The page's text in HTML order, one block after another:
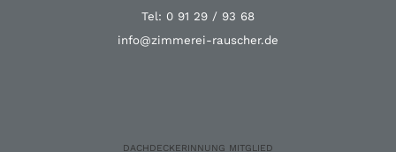
Tel: 0 91 29 / 93 68
info@zimmerei-rauscher.de
DACHDECKERINNUNG MITGLIED